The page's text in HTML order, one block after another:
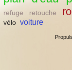
refuge retouche
vélo voiture